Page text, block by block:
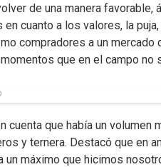
de una manera favorable,
cuanto a los valores, la
compradores a un mercado
que en el campo no
cuenta que había un volumen
y ternera. Destacó que en
un máximo que hicimos